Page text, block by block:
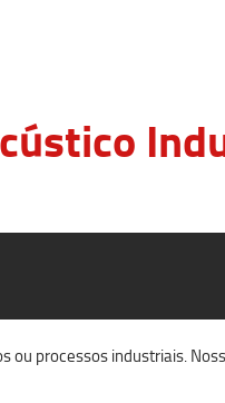
processos industriais.